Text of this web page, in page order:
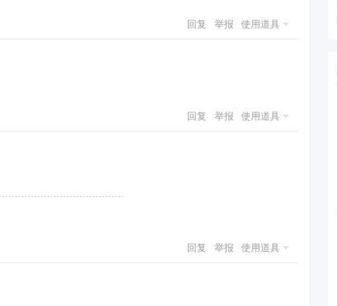
举报 使用道具
回复
举报 使用道具
回复
举报 使用道具
回复